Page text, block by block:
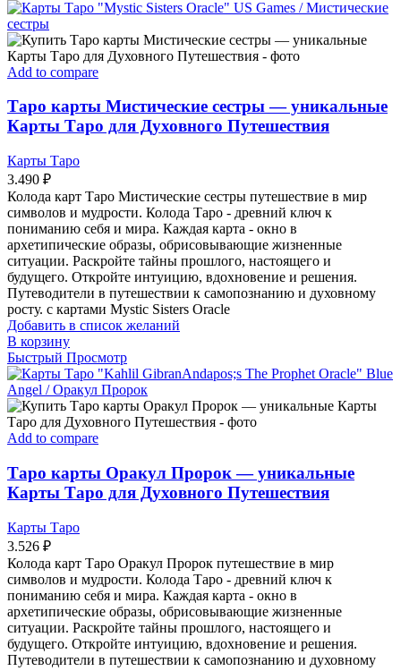
Add to compare
Таро карты Мистические сестры — уникальные
Карты Таро для Духовного Путешествия
Карты Таро
3.490 ₽
Колода карт Таро Мистические сестры путешествие в мир
символов и мудрости. Колода Таро - древний ключ к
пониманию себя и мира. Каждая карта - окно в
архетипические образы, обрисовывающие жизненные
ситуации. Раскройте тайны прошлого, настоящего и
будущего. Откройте интуицию, вдохновение и решения.
Путеводители в путешествии к самопознанию и духовному
росту. с картами Mystic Sisters Oracle
Добавить в список желаний
В корзину
Быстрый Просмотр
Add to compare
Таро карты Оракул Пророк — уникальные
Карты Таро для Духовного Путешествия
Карты Таро
3.526 ₽
Колода карт Таро Оракул Пророк путешествие в мир
символов и мудрости. Колода Таро - древний ключ к
пониманию себя и мира. Каждая карта - окно в
архетипические образы, обрисовывающие жизненные
ситуации. Раскройте тайны прошлого, настоящего и
будущего. Откройте интуицию, вдохновение и решения.
Путеводители в путешествии к самопознанию и духовному